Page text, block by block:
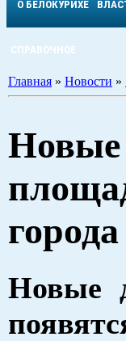
О БЕЛОКУРИХЕ
СПРАВОЧНОЕ
Главная » Новости »
Новые
города
Новые